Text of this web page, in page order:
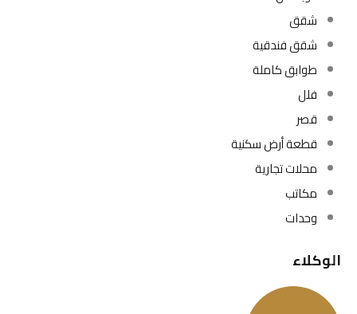
شقق
شقق فندقية
طوابق كاملة
فلل
قصر
قطعة أرض سكنية
محلات تجارية
مكاتب
وحدات
الوكلاء